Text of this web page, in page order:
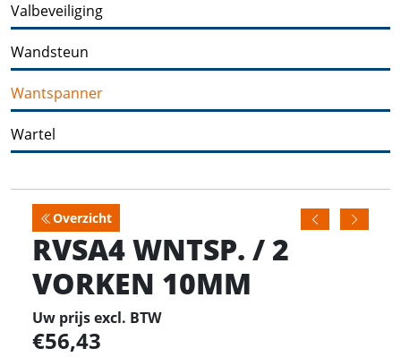
Valbeveiliging
Wandsteun
Wantspanner
Wartel
Overzicht
RVSA4 WNTSP. / 2
VORKEN 10MM
Uw prijs excl. BTW
56,43